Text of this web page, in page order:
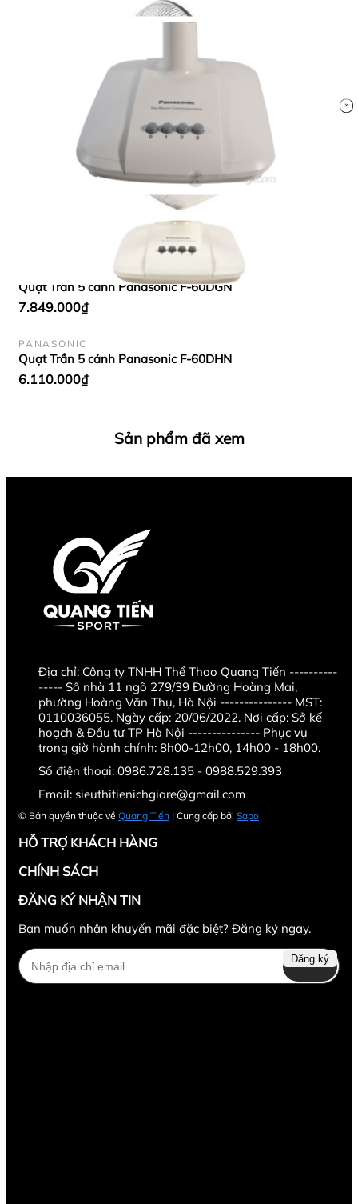
Quạt Trần 5 cánh Panasonic
F‑60MZ2‑K
599.000₫
Quạt Trần 3 cánh Panasonic F‑48DGL
Quạt Trần 5 cánh Panasonic F‑60DGN
7.849.000₫
PANASONIC
Quạt Trần 5 cánh Panasonic F‑60DHN
6.110.000₫
Sản phẩm đã xem
Địa chỉ: Công ty TNHH Thể Thao Quang Tiến ----------
----- Số nhà 11 ngõ 279/39 Đường Hoàng Mai,
phường Hoàng Văn Thụ, Hà Nội --------------- MST:
0110036055. Ngày cấp: 20/06/2022. Nơi cấp: Sở kế
hoạch & Đầu tư TP Hà Nội --------------- Phục vụ
trong giờ hành chính: 8h00-12h00, 14h00 - 18h00.
Số điện thoại: 0986.728.135 - 0988.529.393
Email: sieuthitienichgiare@gmail.com
© Bản quyền thuộc về Quang Tiến | Cung cấp bởi Sapo
HỖ TRỢ KHÁCH HÀNG
CHÍNH SÁCH
ĐĂNG KÝ NHẬN TIN
Bạn muốn nhận khuyến mãi đặc biệt? Đăng ký ngay.
Đăng ký